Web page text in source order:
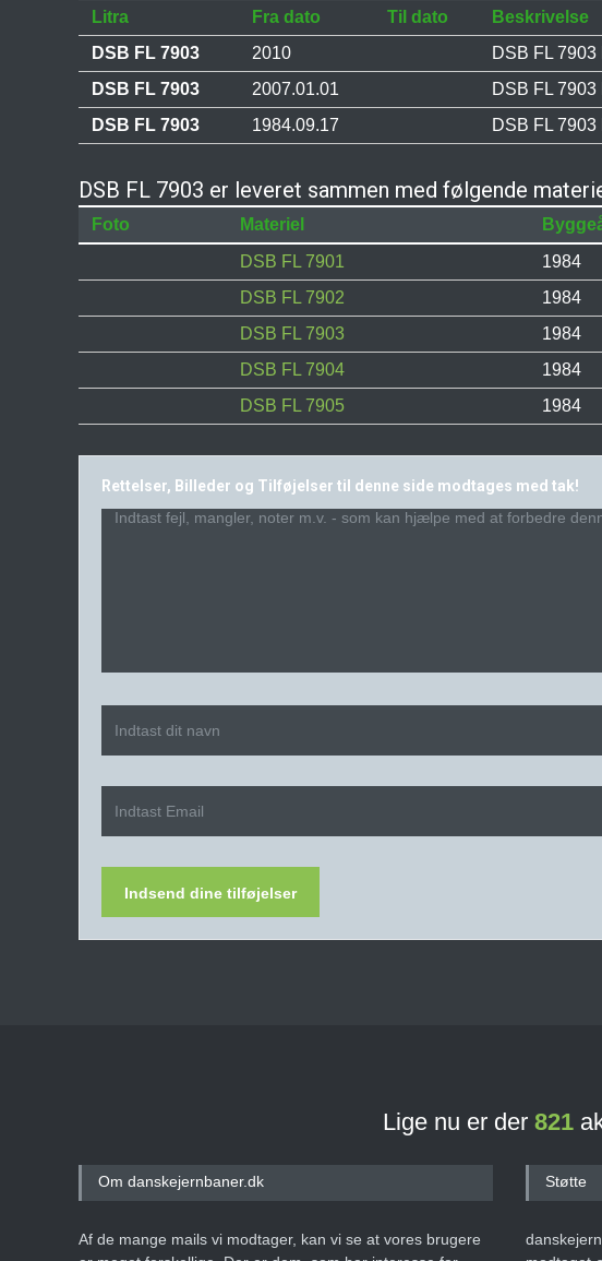
Litra Fra dato Til dato
Beskrivelse
DSB FL 7903
2010
DSB FL
DSB FL 7903
2007.01.01
DSB FL
DSB FL 7903
1984.09.17 DSB FL
DSB FL 7903 er leveret sammen med følgende
Foto Materiel
DSB FL 7901
1984
DSB FL 7902
1984
DSB FL 7903
1984
DSB FL 7904
1984
DSB FL 7905
1984
Rettelser, Billeder og Tilføjelser til denne side modtages med tak!
Indsend dine tilføjelser
Lige nu er der 821
Om danskejernbaner.dk
Af de mange mails vi modtager, kan vi se at vores brugere
Støtte